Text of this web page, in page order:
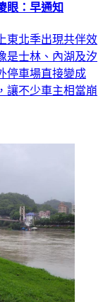
眼：早通知
東北季出現共伴效
是士林、內湖及汐
停車場直接變成
讓不少車主相當崩